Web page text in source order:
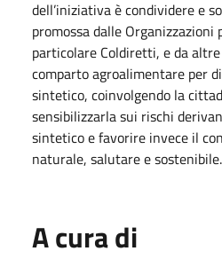
dell’iniziativa è condividere e
promossa dalle
particolare Coldiretti, e da
comparto agroalimentare per
sintetico, coinvolgendo la
sensibilizzarla sui rischi
sintetico e favorire invece il
naturale, salutare e sostenibile.
A cura di